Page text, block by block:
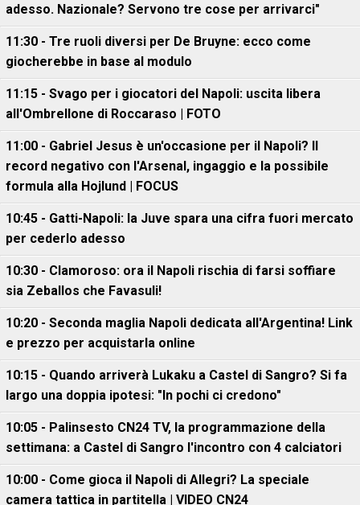
adesso. Nazionale? Servono tre cose per arrivarci"
11:30 - Tre ruoli diversi per De Bruyne: ecco come
giocherebbe in base al modulo
11:15 - Svago per i giocatori del Napoli: uscita libera
all'Ombrellone di Roccaraso | FOTO
11:00 - Gabriel Jesus è un'occasione per il Napoli? Il
record negativo con l'Arsenal, ingaggio e la possibile
formula alla Hojlund | FOCUS
10:45 - Gatti-Napoli: la Juve spara una cifra fuori mercato
per cederlo adesso
10:30 - Clamoroso: ora il Napoli rischia di farsi soffiare
sia Zeballos che Favasuli!
10:20 - Seconda maglia Napoli dedicata all'Argentina! Link
e prezzo per acquistarla online
10:15 - Quando arriverà Lukaku a Castel di Sangro? Si fa
largo una doppia ipotesi: "In pochi ci credono"
10:05 - Palinsesto CN24 TV, la programmazione della
settimana: a Castel di Sangro l'incontro con 4 calciatori
10:00 - Come gioca il Napoli di Allegri? La speciale
camera tattica in partitella | VIDEO CN24